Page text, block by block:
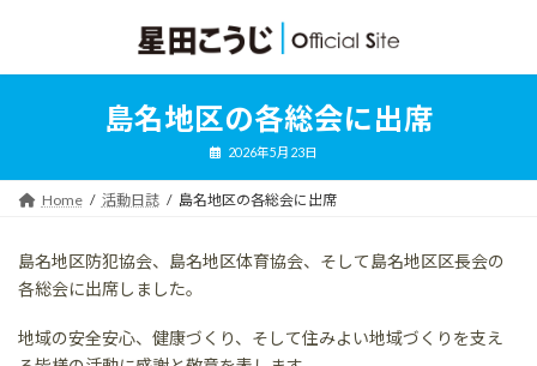
ン
ッ
ー
移
島名地区の各総会に出席
2026年5月23日
Home 活動日誌 島名地区の各総会に出席
島名地区防犯協会、島名地区体育協会、そして島名地区区長会の
各総会に出席しました。
地域の安全安心、健康づくり、そして住みよい地域づくりを支え